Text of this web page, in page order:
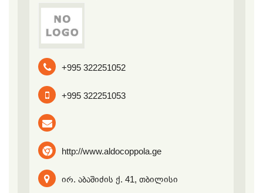
+995 322251052
+995 322251053
http://www.aldocoppola.ge
ირ. აბაშიძის ქ. 41, თბილისი